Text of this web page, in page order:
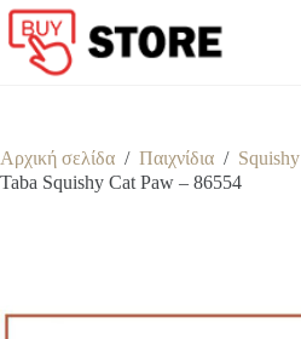
Μετάβαση
στο
περιεχόμενο
Αρχική σελίδα / Παιχνίδια / Squishy
Taba Squishy Cat Paw – 86554